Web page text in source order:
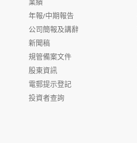
業績
年報/中期報告
公司簡報及講辭
新聞稿
規管備案文件
股東資訊
電郵提示登記
投資者查詢